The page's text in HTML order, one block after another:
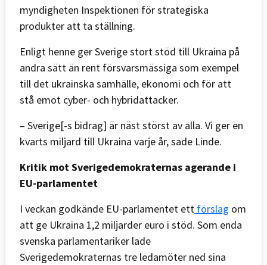
myndigheten Inspektionen för strategiska
produkter att ta ställning.
Enligt henne ger Sverige stort stöd till Ukraina på
andra sätt än rent försvarsmässiga som exempel
till det ukrainska samhälle, ekonomi och för att
stå emot cyber- och hybridattacker.
– Sverige[-s bidrag] är näst störst av alla. Vi ger en
kvarts miljard till Ukraina varje år, sade Linde.
Kritik mot Sverigedemokraternas agerande i
EU-parlamentet
I veckan godkände EU-parlamentet ett förslag om
att ge Ukraina 1,2 miljarder euro i stöd. Som enda
svenska parlamentariker lade
Sverigedemokraternas tre ledamöter ned sina